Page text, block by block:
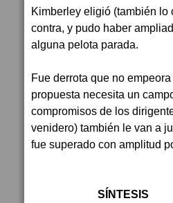
Kimberley eligió (también
contra, y pudo haber
alguna pelota parada.
Fue derrota que no
propuesta necesita un
compromisos de los
venidero) también le van a
fue superado con amplitud
SÍNTESIS